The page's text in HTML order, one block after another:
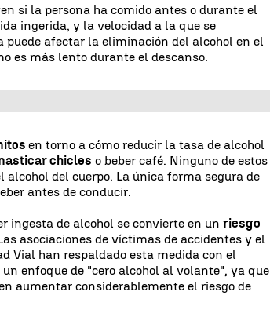
si la persona ha comido antes o durante el
ingerida, y la velocidad a la que se
puede afectar la eliminación del alcohol en el
es más lento durante el descanso.
en torno a cómo reducir la tasa de alcohol
chicles o beber café. Ninguno de estos
del cuerpo. La única forma segura de
antes de conducir.
ingesta de alcohol se convierte en unriesgo
asociaciones de víctimas de accidentes y el
Vial han respaldado esta medida con el
enfoque de "cero alcohol al volante", ya que
aumentar considerablemente el riesgo de